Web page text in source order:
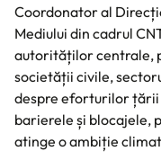
Coordonator al
Mediului din cadrul
autorităților centrale,
societății civile,
despre eforturilor
barierele și blocajele,
atinge o ambiție